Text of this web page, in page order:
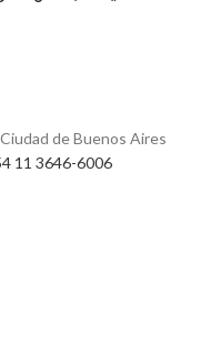
de Buenos Aires
11 3646-6006